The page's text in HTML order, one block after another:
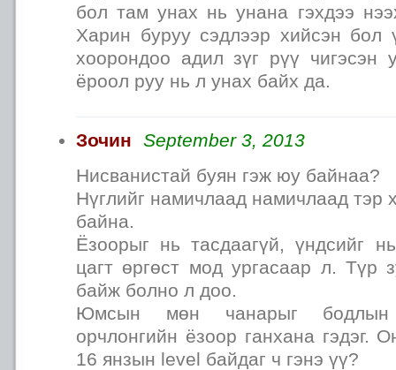
бол там унах нь унана гэхдээ
Харин буруу сэдлээр хийсэн бол
хоорондоо адил зүг рүү чигэсэн
ёроол руу нь л унах байх да.
Зочин
September 3, 2013
Нисванистай буян гэж юу байнаа?
Нүглийг намичлаад намичлаад тэр
байна.
Ёзоорыг нь тасдаагүй, үндсийг
цагт өргөст мод ургасаар л. Түр
байж болно л доо.
Юмсын мөн чанарыг бодлын
орчлонгийн ёзоор ганхана гэдэг.
16 янзын level байдаг ч гэнэ үү?